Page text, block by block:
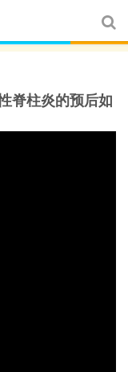
脊柱炎的预后如